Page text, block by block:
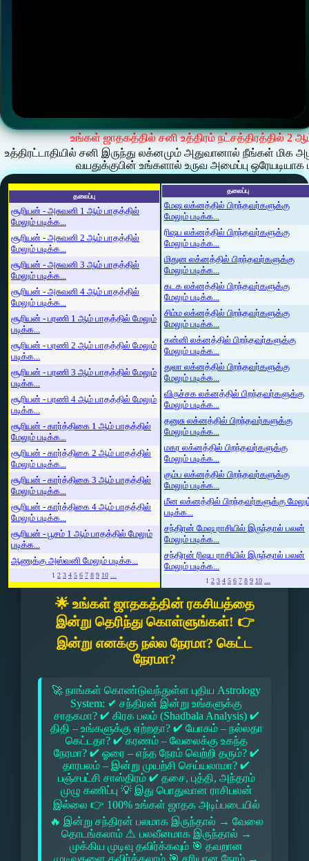
உங்கள் ஜாதகத்தில் சனி உத்திரம் நட்சத்திரத்தில் 2
உத்திரட்டாதியில் சனி இருந்து லக்னமும் அதுவானால் நீங்கள்
வயதுக்குபின் உங்களால் உருவ அமைப்பு ஒரேயடியாக
தலைப்பு
சூரியன் - அசுவனி 1 ஆம் பாதத்தில்
மேலும் படிக்க...
சூரியன் - அசுவனி 2 ஆம் பாதத்தில்
மேலும் படிக்க...
சூரியன் - அசுவனி 3 ஆம் பாதத்தில்
மேலும் படிக்க...
சூரியன் - அசுவனி 4 ஆம் பாதத்தில்
மேலும் படிக்க...
சூரியன் - பரணி 1 ஆம் பாதத்தில் மேலும்
படிக்க...
சூரியன் - பரணி 2 ஆம் பாதத்தில் மேலும்
படிக்க...
சூரியன் - பரணி 3 ஆம் பாதத்தில் மேலும்
படிக்க...
சூரியன் - பரணி 4 ஆம் பாதத்தில் மேலும்
படிக்க...
சூரியன் - கார்த்திகை 1 ஆம் பாதத்தில்
மேலும் படிக்க...
சூரியன் - கார்த்திகை 2 ஆம் பாதத்தில்
மேலும் படிக்க...
சூரியன் - கார்த்திகை 3 ஆம் பாதத்தில்
மேலும் படிக்க...
சூரியன் - கார்த்திகை 4 ஆம் பாதத்தில்
மேலும் படிக்க...
சூரியன் - பூசம் 1 ஆம் பாதத்தில் மேலும்
படிக்க...
ஆணுக்கு அஸ்வனி மேலும் படிக்க...
1 2 3 4 5 6 7 8 9 10 ...
தலைப்பு
மேஷ லக்னத்தில் பிறந்தவர்களுக்கு
மேலும் படிக்க...
ரிஷப லக்னத்தில் பிறந்தவர்களுக்கு
மேலும் படிக்க...
மிதுன லக்னத்தில் பிறந்தவர்களுக்கு
மேலும் படிக்க...
கடக லக்னத்தில் பிறந்தவர்களுக்கு
மேலும் படிக்க...
சிம்ம லக்னத்தில் பிறந்தவர்களுக்கு
மேலும் படிக்க...
கன்னி லக்னத்தில் பிறந்தவர்களுக்கு
மேலும் படிக்க...
துலா லக்னத்தில் பிறந்தவர்களுக்கு
மேலும் படிக்க...
விருச்சக லக்னத்தில் பிறந்தவர்களுக்கு
மேலும் படிக்க...
தனுசு லக்னத்தில் பிறந்தவர்களுக்கு
மேலும் படிக்க...
மகர லக்னத்தில் பிறந்தவர்களுக்கு
மேலும் படிக்க...
கும்ப லக்னத்தில் பிறந்தவர்களுக்கு
மேலும் படிக்க...
மீன லக்னத்தில் பிறந்தவர்களுக்கு
படிக்க...
சந்திரன் மேஷ ராசியில் இருந்தால் பலன்
மேலும் படிக்க...
சந்திரன் ரிஷப ராசியில் இருந்தால் பலன்
மேலும் படிக்க...
1 2 3 4 5 6 7 8 9 10 ...
🌟 உங்கள் ஜாதகத்தின் ரகசியத்தை
இன்று தெரிந்து கொள்ளுங்கள்! 👉
இன்று எனக்கு நல்ல நேரமா? கெட்ட
நேரமா?
🚀 நாங்கள் கொண்டுவந்துள்ள புதிய Astrology
System: ✔ சந்திரன் இன்று உங்களுக்கு
சாதகமா? ✔ கிரக பலம் (Shadbala Analysis) ✔
திதி – உங்களுக்கு ஏற்றதா? ✔ யோகம் – நல்லதா
கெட்டதா? ✔ கரணம் – வேலைக்கு உகந்த
நேரமா? ✔ ஓரை – எந்த நேரம் வெற்றி தரும்? ✔
தாரபலம் – இன்று முயற்சி செய்யலாமா? ✔
பஞ்சபட்சி சாஸ்திரம் ✔ தசை, புத்தி, அந்தரம்
முழு கணிப்பு 💡 இது பொதுவான ராசிபலன்
இல்லை 👉 100% உங்கள் ஜாதக அடிப்படையில்
🔥 இன்று சந்திரன் பலமாக இருந்தால் → வேலை
தொடங்கலாம் ⚠ பலவீனமாக இருந்தால் →
முக்கிய முடிவு தவிர்க்கவும் 🎯 தவறான